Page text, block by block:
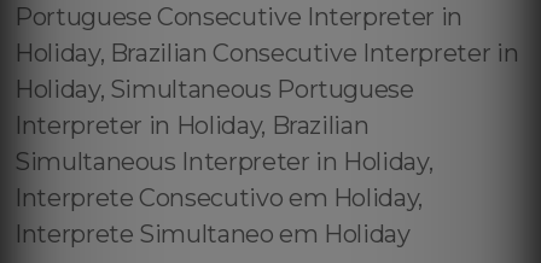
Portuguese Consecutive Interpreter in
Holiday, Brazilian Consecutive Interpreter in
Holiday, Simultaneous Portuguese
Interpreter in Holiday, Brazilian
Simultaneous Interpreter in Holiday,
Interprete Consecutivo em Holiday,
Interprete Simultaneo em Holiday